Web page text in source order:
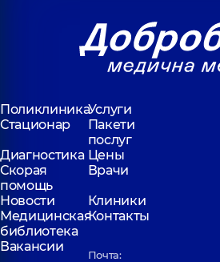
ПоликлиникаУслуги
Стационар
Пакети
послуг
Диагностика Цены
Скорая
помощь
Врачи
Новости
Клиники
Медицинская
библиотека
Контакты
Вакансии
Почта: